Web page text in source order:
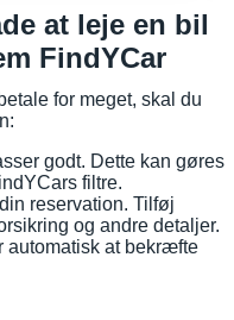
at leje en bil
FindYCar
for meget, skal du
godt. Dette kan gøres
filtre.
reservation. Tilføj
og andre detaljer.
automatisk at bekræfte